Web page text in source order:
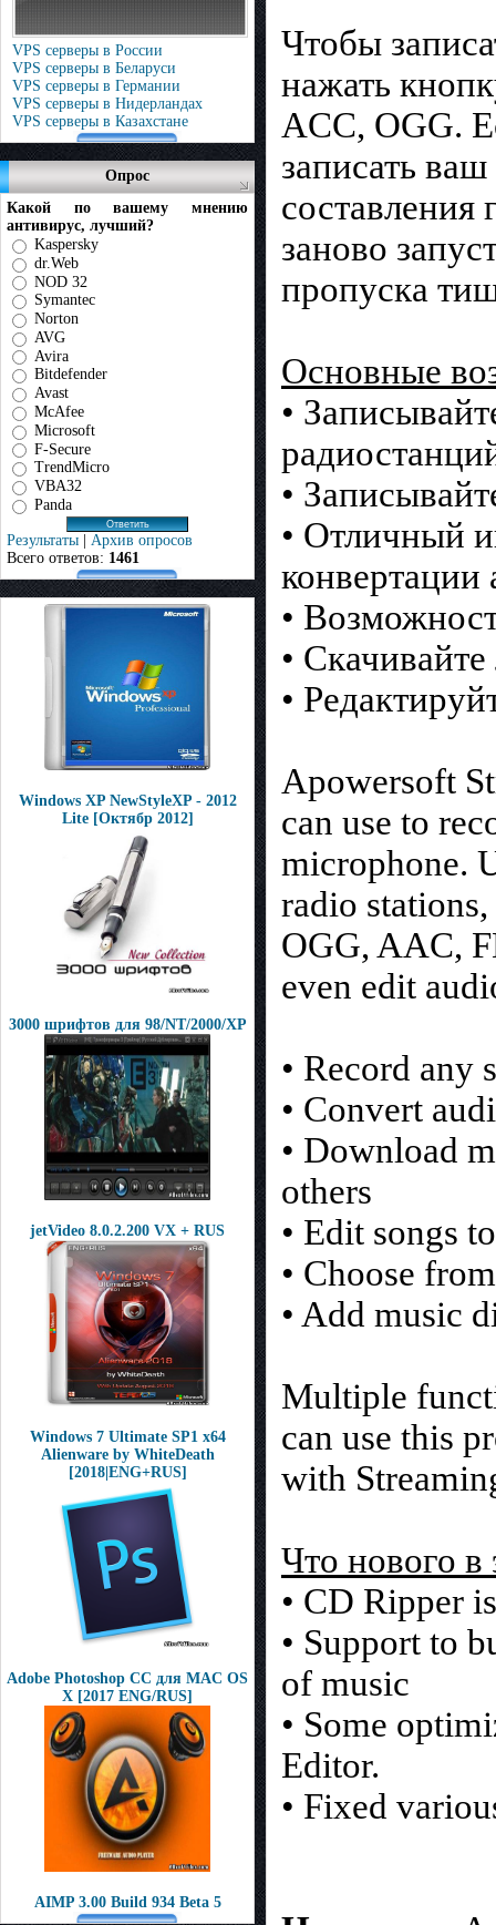
VPS серверы в России
VPS серверы в Беларуси
VPS серверы в Германии
VPS серверы в Нидерландах
VPS серверы в Казахстане
Опрос
Какой по вашему мнению
антивирус, лучший?
Kaspersky
dr.Web
NOD 32
Symantec
Norton
AVG
Avira
Bitdefender
Avast
McAfee
Microsoft
F-Secure
TrendMicro
VBA32
Panda
Результаты | Архив опросов
Всего ответов: 1461
Windows XP NewStyleXP - 2012
Lite [Октябр 2012]
3000 шрифтов для 98/NT/2000/XP
jetVideo 8.0.2.200 VX + RUS
Windows 7 Ultimate SP1 x64
Alienware by WhiteDeath
[2018|ENG+RUS]
Adobe Photoshop CC для MAC OS
X [2017 ENG/RUS]
AIMP 3.00 Build 934 Beta 5
Чтобы
нажать
ACC, OGG.
записать
составления
заново
пропуска
Основные
•
•
• Отличный
конвертации
•
•
•
Apowersoft
can use to
microphone.
radio
OGG, AAC,
even edit
• Record any
• Convert
• Download
others
• Edit songs
• Choose
• Add music
Multiple
can use this
with
Что нового в
• CD Ripper
• Support to
of music
• Some
Editor.
• Fixed